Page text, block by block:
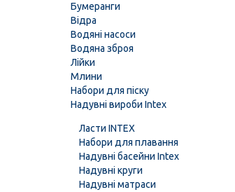
Бумеранги
Відра
Водяні насоси
Водяна зброя
Лійки
Млини
Набори для піску
Надувні вироби Intex
Ласти INTEX
Набори для плавання
Надувні басейни Intex
Надувні круги
Надувні матраси